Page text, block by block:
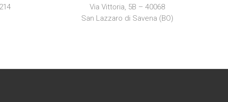
Via Vittoria, 5B – 40068
San Lazzaro di Savena (BO)